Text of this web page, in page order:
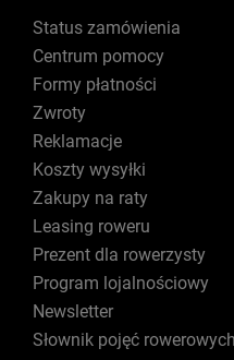
Status zamówienia
Centrum pomocy
Formy płatności
Zwroty
Reklamacje
Koszty wysyłki
Zakupy na raty
Leasing roweru
Prezent dla rowerzysty
Program lojalnościowy
Newsletter
Słownik pojęć rowerowych